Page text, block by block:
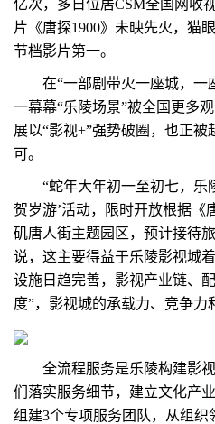
亿次，多日位居CSM全国网收
片《唐探1900》未映先火，猫
节档影片第一。
在“一部剧带火一座城，一座
一幕幕“乐陵场景”被全国更多
展以“影视+”强势破圈，也正被
可。
“蛇年大年初一至初七，乐
贺岁游’活动，限时开放根据《
矶唐人街主题园区，预计接待
说，这主要得益于乐陵影视城
设施日趋完善，影视产业链、
度”，影视城的承载力、竞争力
全流程服务是乐陵构建影视
们落实服务细节，建立文化产
组建3个专项服务团队，从组织